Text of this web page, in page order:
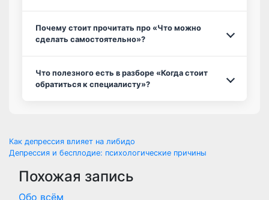
Почему стоит прочитать про «Что можно
сделать самостоятельно»?
Что полезного есть в разборе «Когда стоит
обратиться к специалисту»?
Навигация
по
записям
Как депрессия влияет на либидо
Депрессия и бесплодие: психологические причины
Похожая запись
Обо всём